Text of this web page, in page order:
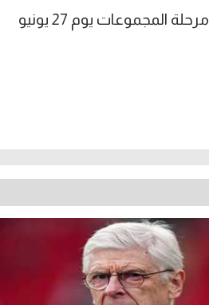
سيلعب منتخب الفراعنة ضد إيران في مباراة الجولة الأخيرة من مرحلة المجموعات يوم 27 يونيو